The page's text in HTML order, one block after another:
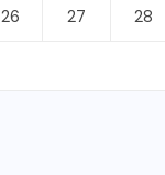
26 27 28